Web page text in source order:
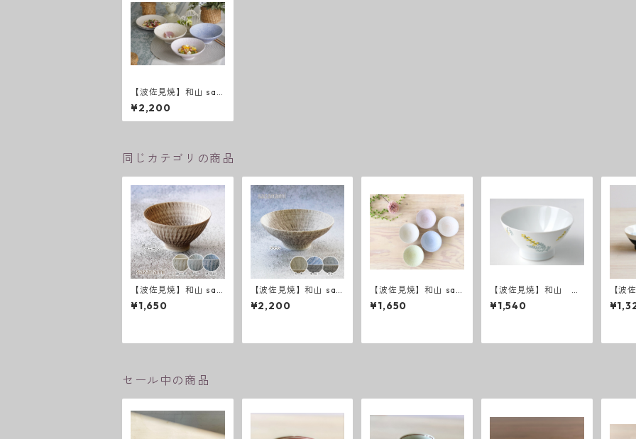
【波佐見焼】和山 saz
anami 平碗
¥2,200
同じカテゴリの商品
【波佐見焼】和山 saz
anami新色 飯碗
¥1,650
【波佐見焼】和山 saz
anami 新色 平碗
¥2,200
【波佐見焼】和山 saz
anami 飯碗
¥1,650
【波佐見焼】和山 和
ミモザ お茶碗
¥1,540
【波
赤
セール中の商品